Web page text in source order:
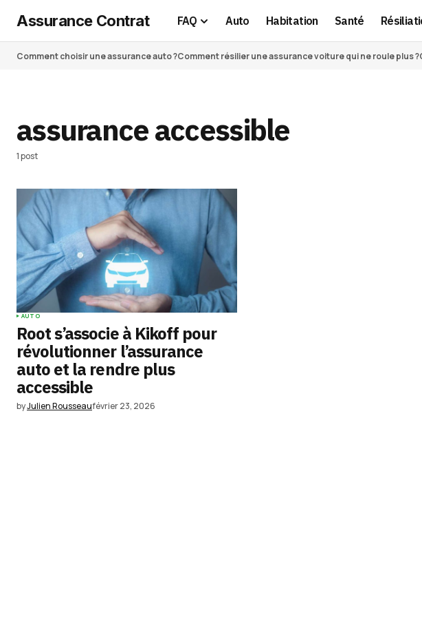
Assurance Contrat FAQ Auto Habitation Santé
Comment choisir une assurance auto ?Comment résilier une assurance voiture qui ne roule plus ?
assurance accessible
1 post
AUTO
Root s’associe à Kikoff pour
révolutionner l’assurance
auto et la rendre plus
accessible
byJulien Rousseaufévrier 23, 2026